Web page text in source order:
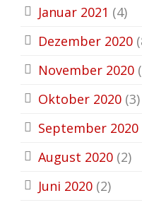
Januar 2021 (4)
Dezember 2020
November 2020
Oktober 2020 (3)
September 2020
August 2020 (2)
Juni 2020 (2)